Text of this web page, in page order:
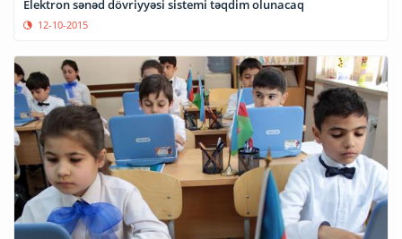
Elektron sənəd dövriyyəsi sistemi təqdim olunacaq
12-10-2015